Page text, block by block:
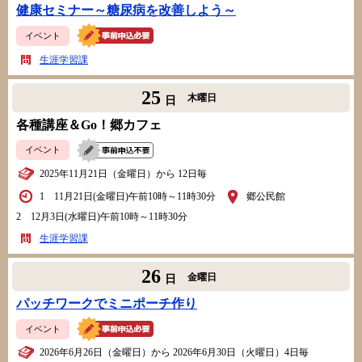
健康セミナー～糖尿病を改善しよう～
イベント
生涯学習課
25 日 木曜日
各種講座＆Go！郷カフェ
イベント
2025年11月21日（金曜日）から 12日毎
1 11月21日(金曜日)午前10時～11時30分
2 12月3日(水曜日)午前10時～11時30分
郷公民館
生涯学習課
26 日 金曜日
パッチワークでミニポーチ作り
イベント
2026年6月26日（金曜日）から 2026年6月30日（火曜日）4日毎